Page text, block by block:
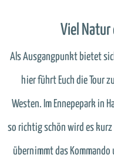
Viel Natur
Als Ausgangpunkt bietet
hier führt Euch die Tour
Westen. Im Ennepepark in
so richtig schön wird es kurz
übernimmt das